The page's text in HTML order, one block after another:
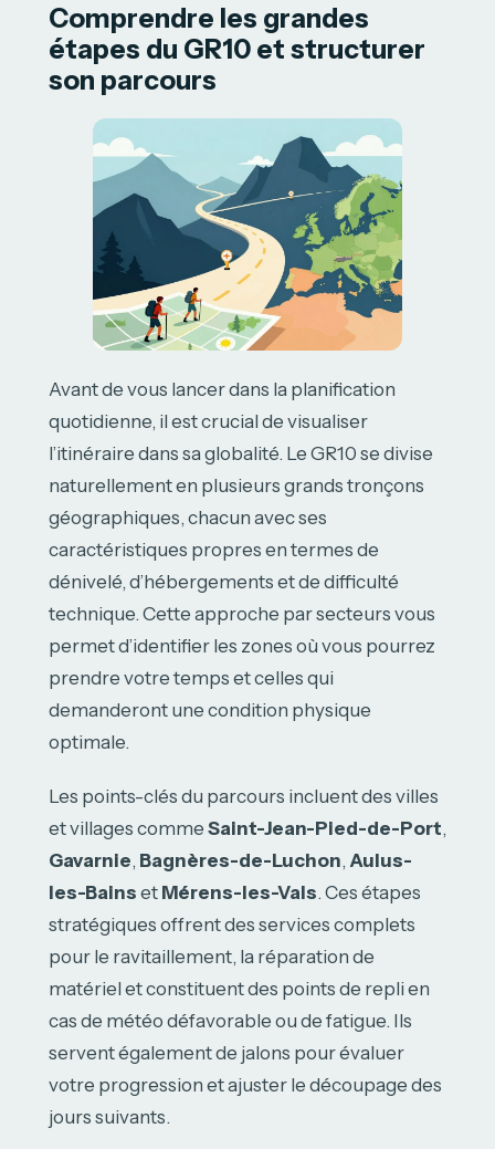
Comprendre les grandes
étapes du GR10 et structurer
son parcours
Avant de vous lancer dans la planification
quotidienne, il est crucial de visualiser
l’itinéraire dans sa globalité. Le GR10 se divise
naturellement en plusieurs grands tronçons
géographiques, chacun avec ses
caractéristiques propres en termes de
dénivelé, d’hébergements et de difficulté
technique. Cette approche par secteurs vous
permet d’identifier les zones où vous pourrez
prendre votre temps et celles qui
demanderont une condition physique
optimale.
Les points-clés du parcours incluent des villes
et villages comme Saint-Jean-Pied-de-Port,
Gavarnie, Bagnères-de-Luchon, Aulus-
les-Bains et Mérens-les-Vals. Ces étapes
stratégiques offrent des services complets
pour le ravitaillement, la réparation de
matériel et constituent des points de repli en
cas de météo défavorable ou de fatigue. Ils
servent également de jalons pour évaluer
votre progression et ajuster le découpage des
jours suivants.